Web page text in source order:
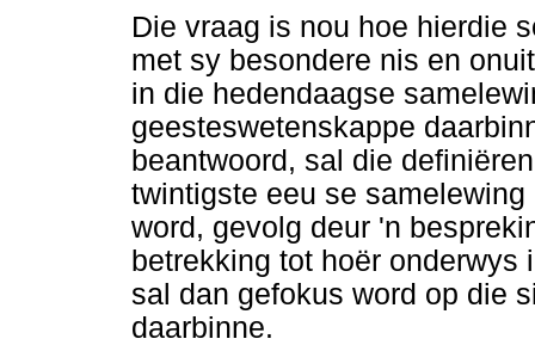
Die vraag is nou hoe hierdie
met sy besondere nis en
in die hedendaagse
geesteswetenskappe
beantwoord, sal die
twintigste eeu se
word, gevolg deur 'n
betrekking tot hoër onderwys
sal dan gefokus word op die
daarbinne.